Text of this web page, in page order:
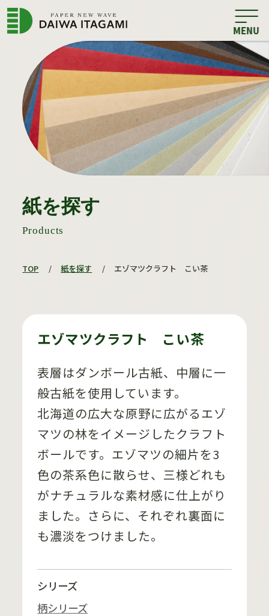
紙を探す
Products
TOP / 紙を探す / エゾマツクラフト こい茶
エゾマツクラフト こい茶
表層はダンボール古紙、中層に一
般古紙を使用しています。
北海道の広大な原野に広がるエゾ
マツの林をイメージしたクラフト
ボールです。エゾマツの細片を3
色の茶系色に散らせ、三様どれも
がナチュラルな素材感に仕上がり
ました。さらに、それぞれ裏面に
も濃淡をつけました。
シリーズ
柄シリーズ